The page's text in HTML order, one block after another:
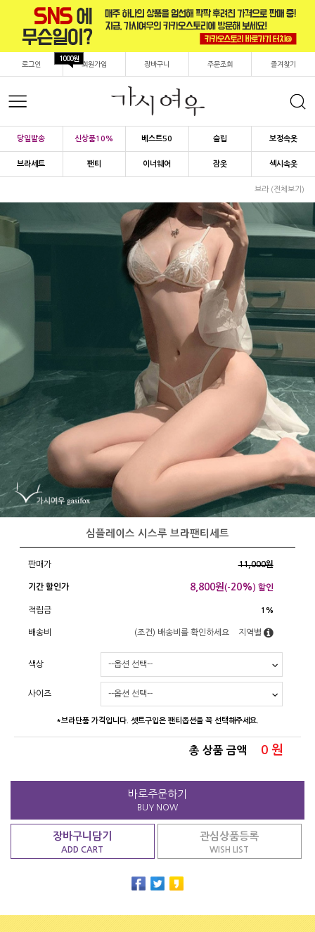
로그인 회원가입
1000원
장바구니 주문조회 즐겨찾기
당일발송 신상품10% 베스트50 슬립 보정속옷
브라세트 팬티 이너웨어 잠옷 섹시속옷
브라 (전체보기)
심플레이스 시스루 브라팬티세트
판매가 11,000원
기간 할인가 8,800원(-20%) 할인
적립금 1%
배송비 (조건) 배송비를 확인하세요 지역별
색상
사이즈
*브라단품 가격입니다. 셋트구입은 팬티옵션을 꼭 선택해주세요.
총 상품 금액 0 원
바로주문하기
BUY NOW
장바구니담기
ADD CART
관심상품등록
WISH LIST